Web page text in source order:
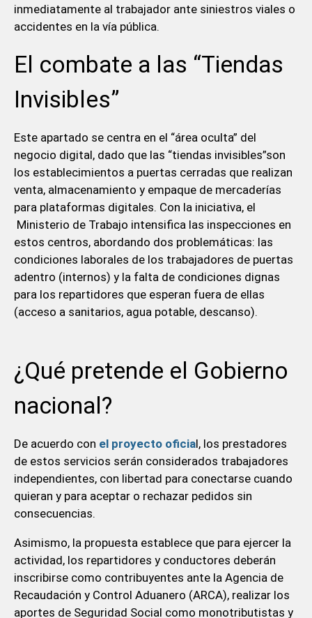
inmediatamente al trabajador ante siniestros viales o
accidentes en la vía pública.
El combate a las “Tiendas
Invisibles”
Este apartado se centra en el “área oculta” del
negocio digital, dado que las “tiendas invisibles”son
los establecimientos a puertas cerradas que realizan
venta, almacenamiento y empaque de mercaderías
para plataformas digitales. Con la iniciativa, el
Ministerio de Trabajo intensifica las inspecciones en
estos centros, abordando dos problemáticas: las
condiciones laborales de los trabajadores de puertas
adentro (internos) y la falta de condiciones dignas
para los repartidores que esperan fuera de ellas
(acceso a sanitarios, agua potable, descanso).
¿Qué pretende el Gobierno
nacional?
De acuerdo con el proyecto oficial, los prestadores
de estos servicios serán considerados trabajadores
independientes, con libertad para conectarse cuando
quieran y para aceptar o rechazar pedidos sin
consecuencias.
Asimismo, la propuesta establece que para ejercer la
actividad, los repartidores y conductores deberán
inscribirse como contribuyentes ante la Agencia de
Recaudación y Control Aduanero (ARCA), realizar los
aportes de Seguridad Social como monotributistas y